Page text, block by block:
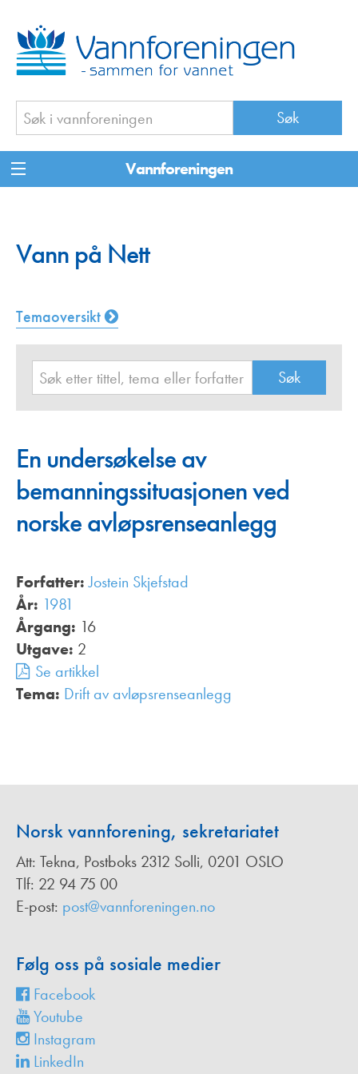
Vannforeningen
Vann på Nett
Temaoversikt
En undersøkelse av
bemanningssituasjonen ved
norske avløpsrenseanlegg
Forfatter: Jostein Skjefstad
År: 1981
Årgang: 16
Utgave: 2
Se artikkel
Tema: Drift av avløpsrenseanlegg
Norsk vannforening, sekretariatet
Att: Tekna, Postboks 2312 Solli, 0201 OSLO
Tlf: 22 94 75 00
E-post: post@vannforeningen.no
Følg oss på sosiale medier
Facebook
Youtube
Instagram
LinkedIn